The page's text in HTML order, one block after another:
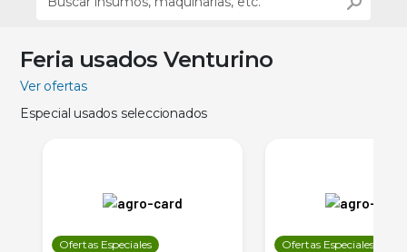
Feria usados Venturino
Ver ofertas
Especial usados seleccionados
Ofertas Especiales Ofertas Especiales